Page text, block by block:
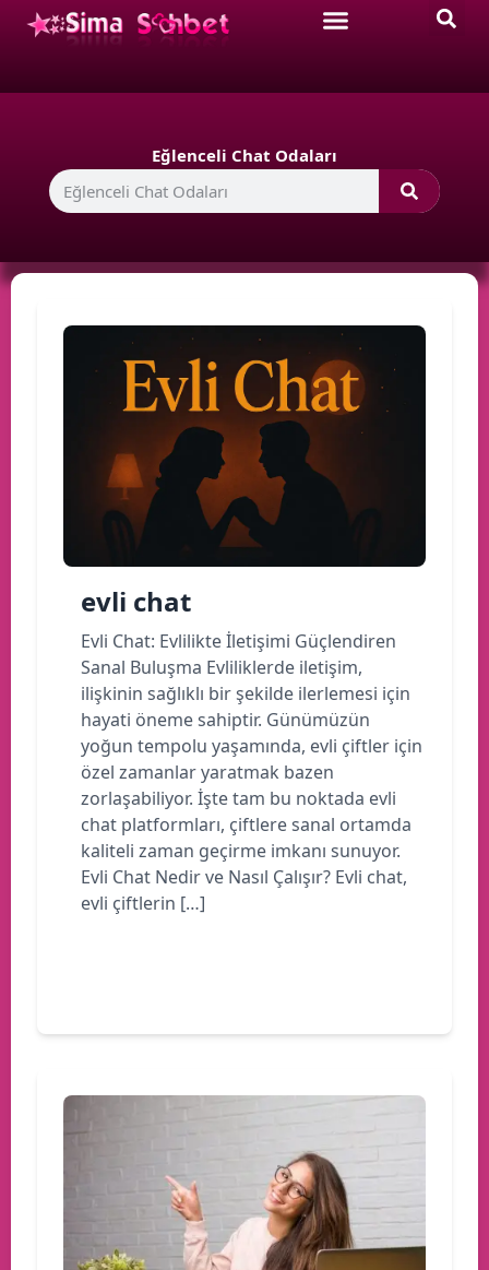
Eğlenceli Chat Odaları
evli chat
Evli Chat: Evlilikte İletişimi Güçlendiren
Sanal Buluşma Evliliklerde iletişim,
ilişkinin sağlıklı bir şekilde ilerlemesi için
hayati öneme sahiptir. Günümüzün
yoğun tempolu yaşamında, evli çiftler için
özel zamanlar yaratmak bazen
zorlaşabiliyor. İşte tam bu noktada evli
chat platformları, çiftlere sanal ortamda
kaliteli zaman geçirme imkanı sunuyor.
Evli Chat Nedir ve Nasıl Çalışır? Evli chat,
evli çiftlerin […]